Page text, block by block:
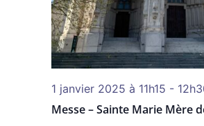
Messe – Sainte Marie Mère
1 janvier 2025 à 11h15 -